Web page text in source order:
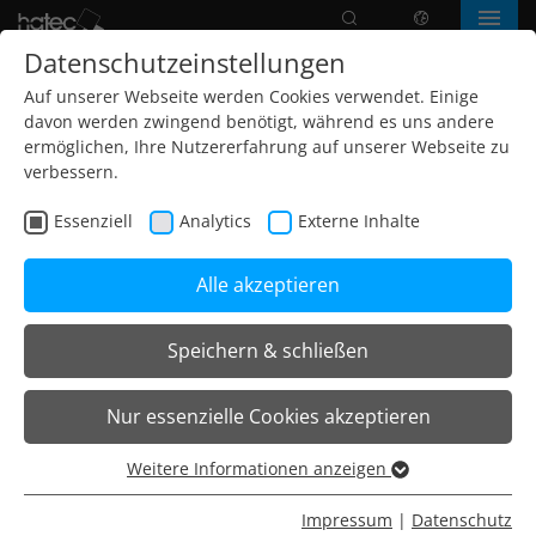
Sprache
Suche
Home
O35.2 Steh-/Aufsatzleuchte
O35Q.2 Aufsatzleuchte
Datenschutzeinstellungen
Auf unserer Webseite werden Cookies verwendet. Einige
davon werden zwingend benötigt, während es uns andere
ermöglichen, Ihre Nutzererfahrung auf unserer Webseite zu
verbessern.
Essenziell Analytics Externe Inhalte
Alle akzeptieren
Speichern & schließen
Nur essenzielle Cookies akzeptieren
Essenziell
Essenzielle Cookies werden für grundlegende Funktionen
Weitere Informationen anzeigen
Impressum | Datenschutz